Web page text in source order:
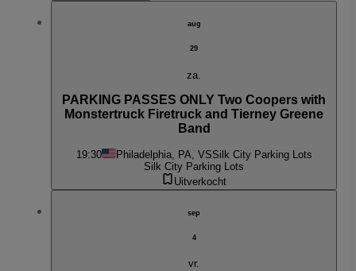
aug
29
za.
PARKING PASSES ONLY Two Coopers with
Monstertruck Firetruck and Tierney Greene
Band
19:30 Philadelphia, PA, VSSilk City Parking Lots
Silk City Parking Lots
Uitverkocht
sep
4
vr.